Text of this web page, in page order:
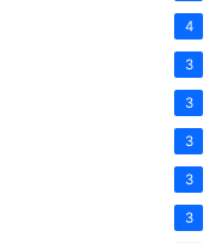
4
3
3
3
3
3